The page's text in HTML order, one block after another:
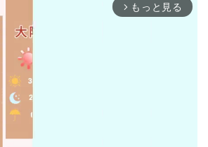
arrow_forward_ios もっと見る